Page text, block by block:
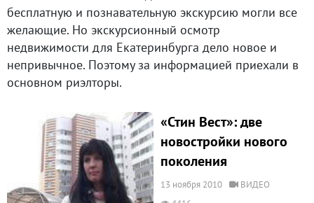
бесплатную и познавательную экскурсию могли все
желающие. Но экскурсионный осмотр
недвижимости для Екатеринбурга дело новое и
непривычное. Поэтому за информацией приехали в
основном риэлторы.
«Стин Вест»: две
новостройки нового
поколения
13 ноября 2010
ВИДЕО